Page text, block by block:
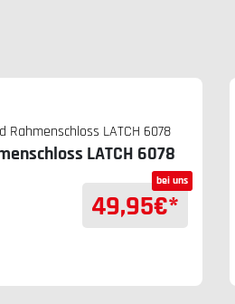
LATCH 6078
bei uns
49,95€*